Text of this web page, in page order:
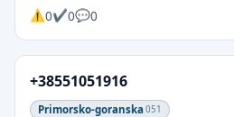
0 0 0
+38551051916
Primorsko-goranska 051